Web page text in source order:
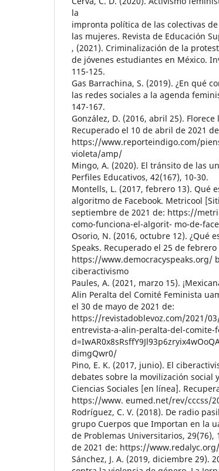
la
impronta política de las colectivas
las mujeres. Revista de Educación
, (2021). Criminalización de la
de jóvenes estudiantes en México.
115-125.
Gas Barrachina, S. (2019). ¿En qué
las redes sociales a la agenda
147-167.
González, D. (2016, abril 25).
Recuperado el 10 de abril de 2021
https://www.reporteindigo.com/
violeta/amp/
Mingo, A. (2020). El tránsito de las
Perfiles Educativos, 42(167), 10-30.
Montells, L. (2017, febrero 13). Qué
algoritmo de Facebook. Metricool
septiembre de 2021 de: https://
como-funciona-el-algorit- mo-de-
Osorio, N. (2016, octubre 12). ¿Qué
Speaks. Recuperado el 25 de febrero
https://www.democracyspeaks.org/
ciberactivismo
Paules, A. (2021, marzo 15).
Alin Peralta del Comité Feminista
el 30 de mayo de 2021 de:
https://revistadoblevoz.com/2021/
entrevista-a-alin-peralta-del-
dimgQwr0/
Pino, E. K. (2017, junio). El
debates sobre la movilización social
Ciencias Sociales [en línea].
https://www. eumed.net/rev/cccss/
Rodríguez, C. V. (2018). De radio
grupo Cuerpos que Importan en la
de Problemas Universitarios, 29(76),
de 2021 de: https://
Sánchez, J. A. (2019, diciembre 29).